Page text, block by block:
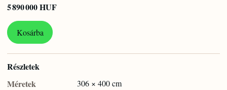
5 890 000 HUF
Kosárba
Részletek
Méretek
306 × 400 cm